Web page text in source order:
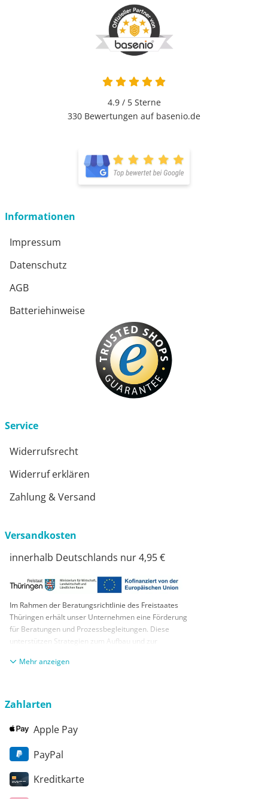
4.9 / 5Sterne
330 Bewertungen auf basenio.de
Informationen
Impressum
Datenschutz
AGB
Batteriehinweise
Service
Widerrufsrecht
Widerruf erklären
Zahlung & Versand
Versandkosten
innerhalb Deutschlands nur 4,95 €
Im Rahmen der Beratungsrichtlinie des Freistaates
Thüringen erhält unser Unternehmen eine Förderung
für Beratungen und Prozessbegleitungen. Diese
unterstützen Strategien zum Aufbau und zur
KMUs. Die daraus resultierenden Ergebnisse und
aus Mitteln des Europäischen Sozialfonds Plus und
anzeigen
Zahlarten
Apple Pay
PayPal
Kreditkarte